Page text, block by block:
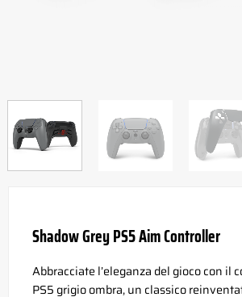
Shadow Grey PS5 Aim Controller
Abbracciate l’eleganza del gioco con il
PS5 grigio ombra, un classico